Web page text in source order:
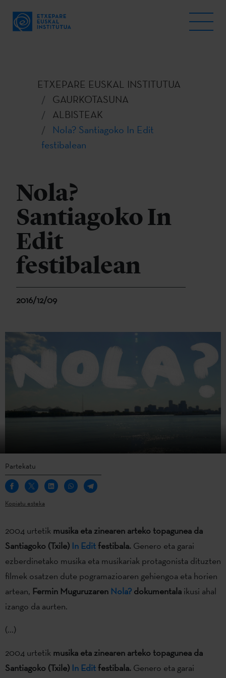
ETXEPARE EUSKAL INSTITUTUA
GAURKOTASUNA
ALBISTEAK
Nola? Santiagoko In Edit
festibalean
Nola?
Santiagoko In
Edit
festibalean
2016/12/09
Partekatu
Kopiatu esteka
2004 urtetik musika eta zinearen arteko topagunea da
Santiagoko (Txile) In Edit festibala. Genero eta garai
ezberdinetako musika eta musikariak protagonista dituzten
filmek osatzen dute pogramazioaren gehiengoa eta horien
artean, Fermin Muguruzaren Nola? dokumentala ikusi ahal
izango da aurten.
(...)
2004 urtetik musika eta zinearen arteko topagunea da
Santiagoko (Txile) In Edit festibala. Genero eta garai